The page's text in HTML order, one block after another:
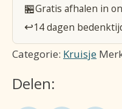
oranje
bloemen
aantal
🏪Gratis afhalen in
↩️14 dagen
Categorie: Kruisje
Delen: